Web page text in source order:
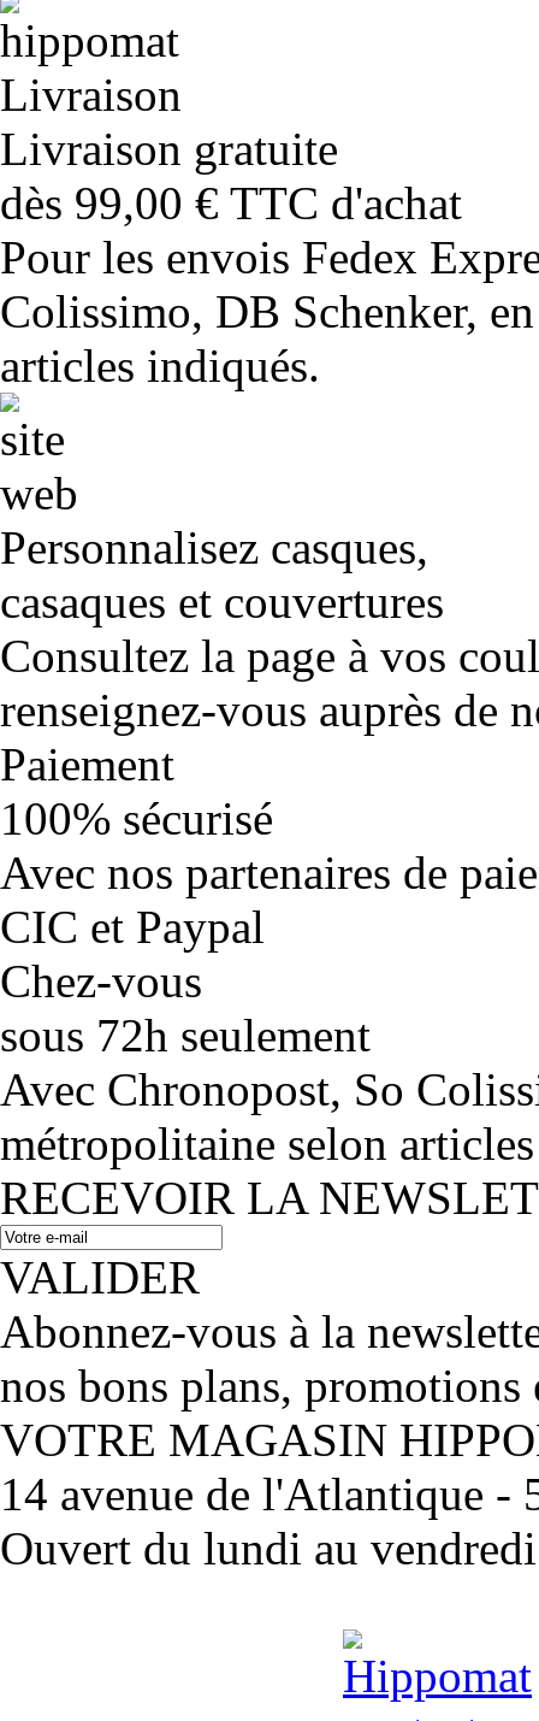
Livraison gratuite
dès 99,00 € TTC d'achat
Pour les envois Fedex
Colissimo, DB Schenker,
articles indiqués.
Personnalisez casques,
casaques et couvertures
Consultez la page à vos
renseignez-vous auprès de
Paiement
100% sécurisé
Avec nos partenaires de
CIC et Paypal
Chez-vous
sous 72h seulement
Avec Chronopost, So
métropolitaine selon
RECEVOIR LA
VALIDER
Abonnez-vous à la
nos bons plans, promotions
VOTRE MAGASIN
14 avenue de l'Atlantique -
Ouvert du lundi au